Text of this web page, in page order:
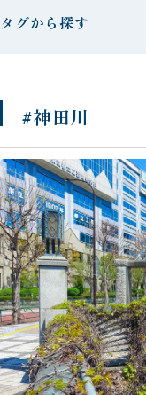
タグから探す
#神田川